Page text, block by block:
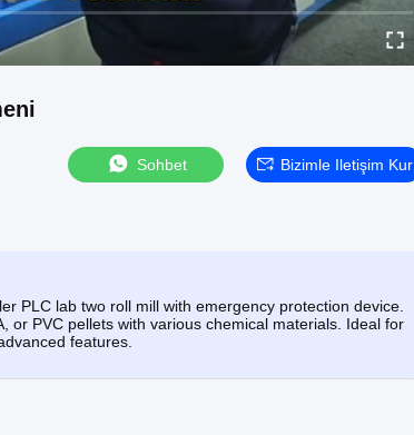
Sohbet Bizimle Iletişim Kur
PLC lab two roll mill with emergency protection device.
or PVC pellets with various chemical materials. Ideal for
features.